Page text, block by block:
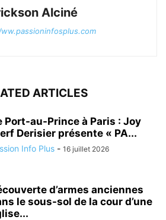
Alciné
ARTICLES
Port-au-Prince à Paris : Joy
Derisier présente « PA...
Info Plus - 16 juillet 2026
d’armes anciennes
le sous-sol de la cour d’une